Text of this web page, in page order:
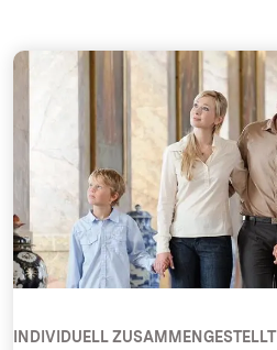
INDIVIDUELL ZUSAMMENGESTELLT